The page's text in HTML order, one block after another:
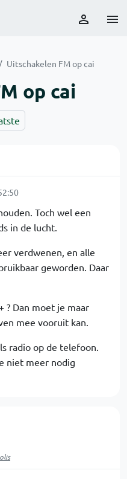
Uitschakelen FM op cai
op cai
Toch wel een
in de lucht.
verdwenen, en alle
geworden. Daar
? Dan moet je maar
mee vooruit kan.
radio op de telefoon.
niet meer nodig